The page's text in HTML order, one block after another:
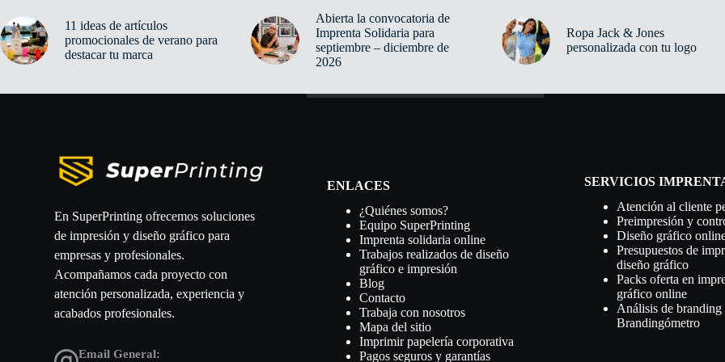
11 ideas de artículos
promocionales de verano para
destacar tu marca
Abierta la convocatoria de
Imprenta Solidaria para
septiembre – diciembre de
2026
Ropa Jack & Jones
personalizada con tu logo
En SuperPrinting ofrecemos soluciones
de impresión y diseño gráfico para
empresas y profesionales.
Acompañamos cada proyecto con
atención personalizada, experiencia y
acabados profesionales.
Email General:
ENLACES
¿Quiénes somos?
Equipo SuperPrinting
Imprenta solidaria online
Trabajos realizados de diseño
gráfico e impresión
Blog
Contacto
Trabaja con nosotros
Mapa del sitio
Imprimir papelería corporativa
Pagos seguros y garantías
SERVICIOS
Atención al cliente
Preimpresión y
Diseño gráfico
Presupuestos de
diseño gráfico
Packs oferta en
gráfico online
Análisis de branding
Brandingómetro